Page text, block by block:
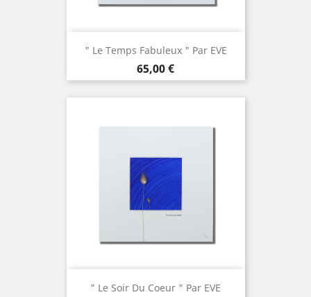
" Le Temps Fabuleux " Par EVE
Prix
65,00 €
" Le Soir Du Coeur " Par EVE